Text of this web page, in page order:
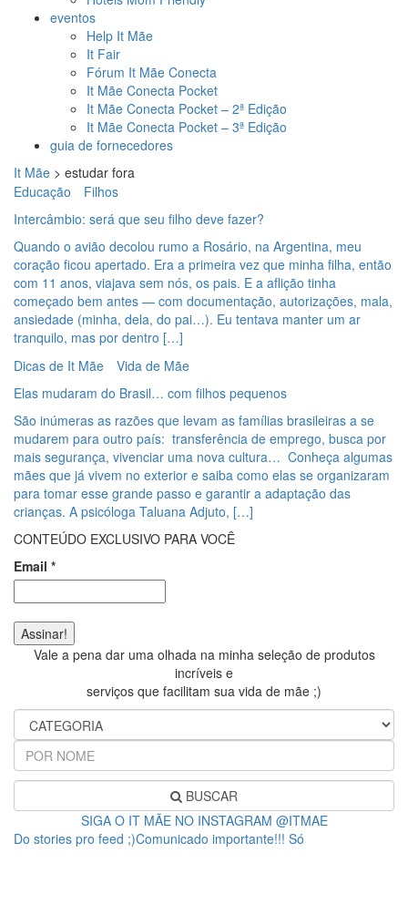
eventos
Help It Mãe
It Fair
Fórum It Mãe Conecta
It Mãe Conecta Pocket
It Mãe Conecta Pocket – 2ª Edição
It Mãe Conecta Pocket – 3ª Edição
guia de fornecedores
It Mãe > estudar fora
Educação
Filhos
Intercâmbio: será que seu filho deve fazer?
Quando o avião decolou rumo a Rosário, na Argentina, meu
coração ficou apertado. Era a primeira vez que minha filha, então
com 11 anos, viajava sem nós, os pais. E a aflição tinha
começado bem antes — com documentação, autorizações, mala,
ansiedade (minha, dela, do pai…). Eu tentava manter um ar
tranquilo, mas por dentro […]
Dicas de It Mãe
Vida de Mãe
Elas mudaram do Brasil… com filhos pequenos
São inúmeras as razões que levam as famílias brasileiras a se
mudarem para outro país: transferência de emprego, busca por
mais segurança, vivenciar uma nova cultura… Conheça algumas
mães que já vivem no exterior e saiba como elas se organizaram
para tomar esse grande passo e garantir a adaptação das
crianças. A psicóloga Taluana Adjuto, […]
CONTEÚDO EXCLUSIVO PARA VOCÊ
Email *
Vale a pena dar uma olhada na minha seleção de produtos
incríveis e
serviços que facilitam sua vida de mãe ;)
BUSCAR
SIGA O IT MÃE NO INSTAGRAM @ITMAE
Do stories pro feed ;)Comunicado importante!!! Só